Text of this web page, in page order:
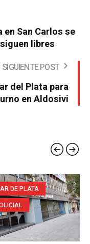
San Carlos se
libres
SIGUIENTE POST
del Plata para
en Aldosivi
DE PLATA